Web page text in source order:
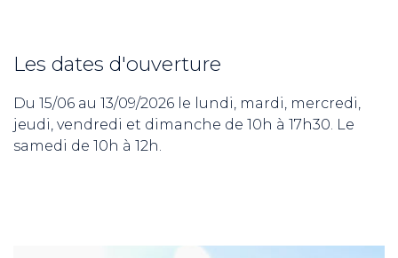
Les dates d'ouverture
Du 15/06 au 13/09/2026 le lundi, mardi, mercredi,
jeudi, vendredi et dimanche de 10h à 17h30. Le
samedi de 10h à 12h.